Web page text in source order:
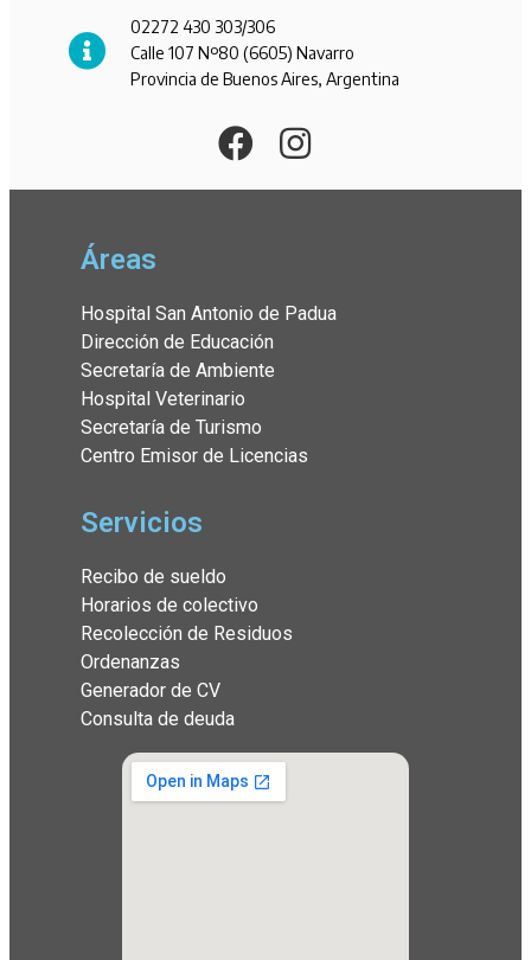
02272 430 303/306
Calle 107 Nº80 (6605) Navarro
Provincia de Buenos Aires, Argentina
Áreas
Hospital San Antonio de Padua
Dirección de Educación
Secretaría de Ambiente
Hospital Veterinario
Secretaría de Turismo
Centro Emisor de Licencias
Servicios
Recibo de sueldo
Horarios de colectivo
Recolección de Residuos
Ordenanzas
Generador de CV
Consulta de deuda